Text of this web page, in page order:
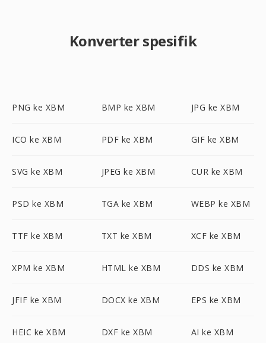
Konverter spesifik
PNG ke XBM BMP ke XBM JPG ke XBM
ICO ke XBM PDF ke XBM GIF ke XBM
SVG ke XBM JPEG ke XBM CUR ke XBM
PSD ke XBM TGA ke XBM WEBP ke XBM
TTF ke XBM TXT ke XBM XCF ke XBM
XPM ke XBM HTML ke XBM DDS ke XBM
JFIF ke XBM DOCX ke XBM EPS ke XBM
HEIC ke XBM DXF ke XBM AI ke XBM